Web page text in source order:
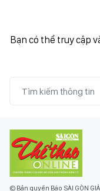
Bạn có thể truy cập
© Bản quyền Báo SÀI GÒN